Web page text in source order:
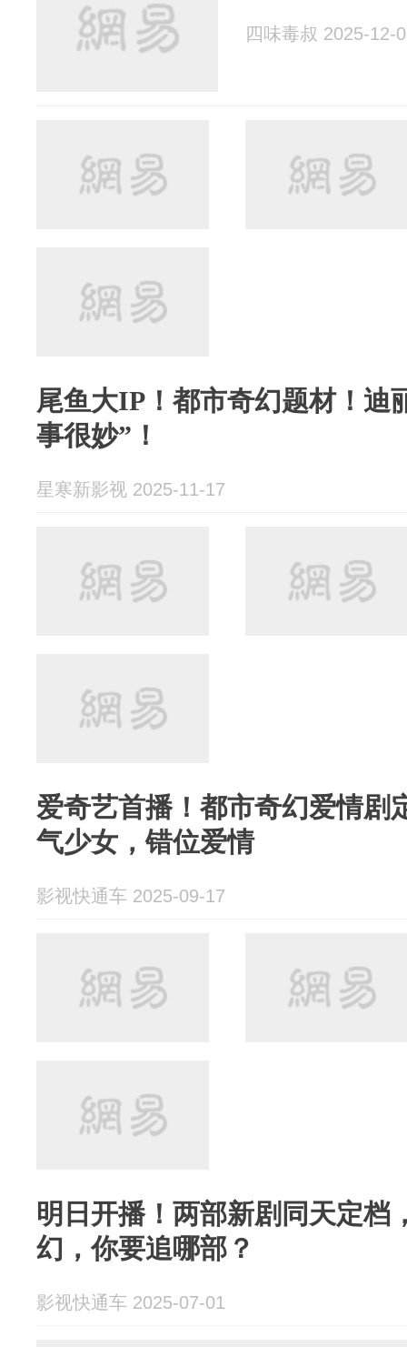
四味毒叔 2025-12-
尾鱼大IP！都市奇幻题材！迪
事很妙”！
星寒新影视 2025-11-17
爱奇艺首播！都市奇幻爱情剧
气少女，错位爱情
影视快通车 2025-09-17
明日开播！两部新剧同天定档
幻，你要追哪部？
影视快通车 2025-07-01